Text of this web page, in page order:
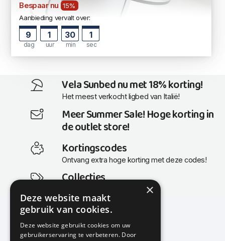
Bespaar nu 15%
Aanbieding vervalt over:
9
dag
1
uur
30
min
0
sec
Vela Sunbed nu met 18% korting!
Het meest verkocht ligbed van Italië!
Meer Summer Sale! Hoge korting in
de outlet store!
Kortingscodes
Ontvang extra hoge korting met deze codes!
Collecties
Actuele en populaire collecties
×
Deze website maakt
gebruik van cookies.
Deze website gebruikt cookies om uw
gebruikerservaring te verbeteren. Door